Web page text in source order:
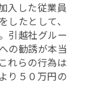
入した従業員
たとして、
引越社グルー
の勧誘が本当
れらの行為は
り５０万円の